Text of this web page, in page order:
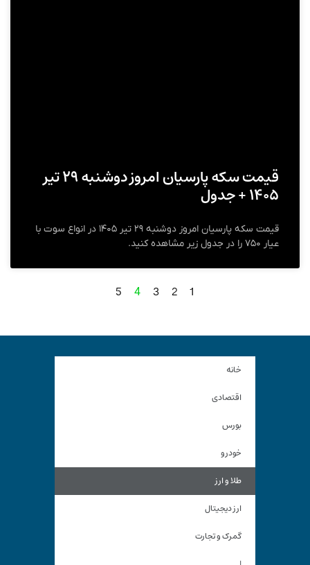
قیمت سکه پارسیان امروز دوشنبه ۲۹ تیر
۱۴۰۵ + جدول
قیمت سکه پارسیان امروز دوشنبه ۲۹ تیر ۱۴۰۵ در انواع سوت با
عیار ۷۵۰ را در جدول زیر مشاهده کنید.
1
2
3
4
5
خانه
اقتصادی
بورس
خودرو
طلا و ارز
ارز دیجیتال
گمرک و تجارت